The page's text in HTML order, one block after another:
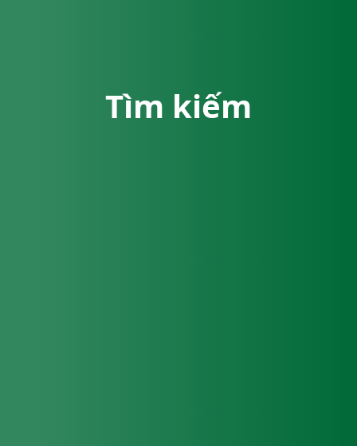
Tìm kiếm